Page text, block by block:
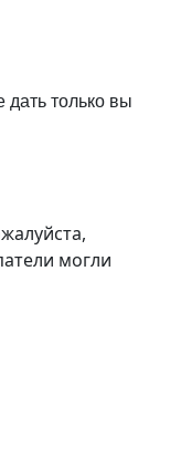
дать только вы
могли